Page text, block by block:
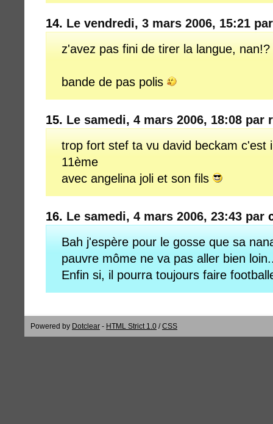
14. Le vendredi, 3 mars 2006, 15:21
z'avez pas fini de tirer la langue, nan!?
bande de pas polis
15. Le samedi, 4 mars 2006, 18:08 par
trop fort stef ta vu david beckam c'est
11ème
avec angelina joli et son fils
16. Le samedi, 4 mars 2006, 23:43 par
Bah j'espère pour le gosse que sa
pauvre môme ne va pas aller bien
Enfin si, il pourra toujours faire
Powered by Dotclear - HTML Strict 1.0 /CSS